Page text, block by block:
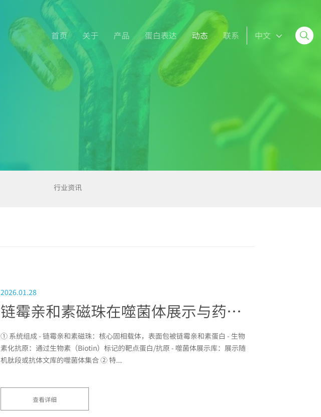
首页 关于 产品 蛋白表达 动态 联系 中文
行业资讯
2026.01.28
链霉亲和素磁珠在噬菌体展示与药物高通量筛选中应用
① 系统组成 - 链霉亲和素磁珠：核心固相载体，表面包被链霉亲和素蛋白 - 生物
素化抗原：通过生物素（Biotin）标记的靶点蛋白/抗原 - 噬菌体展示库：展示随
机肽段或抗体文库的噬菌体集合 ② 特...
查看详细